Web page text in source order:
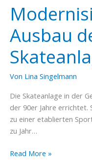
Schönberg
Ausbau
Von Lina Singelmann
Die Skateanlage in der
der 90er Jahre errichtet.
zu einer etablierten
zu Jahr…
Modernisierung
Read More »